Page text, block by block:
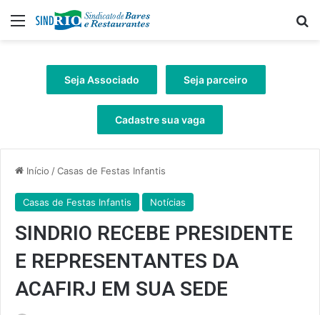
Menu
Seja Associado Seja parceiro
Cadastre sua vaga
Início /Casas de Festas Infantis
Casas de Festas Infantis Notícias
SINDRIO RECEBE PRESIDENTE
E REPRESENTANTES DA
ACAFIRJ EM SUA SEDE